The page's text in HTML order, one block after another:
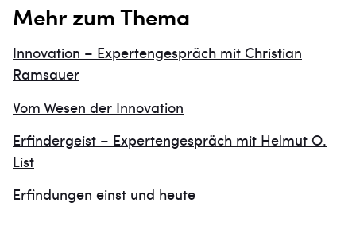
Mehr zum Thema
Innovation – Expertengespräch mit Christian
Ramsauer
Vom Wesen der Innovation
Erfindergeist – Expertengespräch mit Helmut O.
List
Erfindungen einst und heute